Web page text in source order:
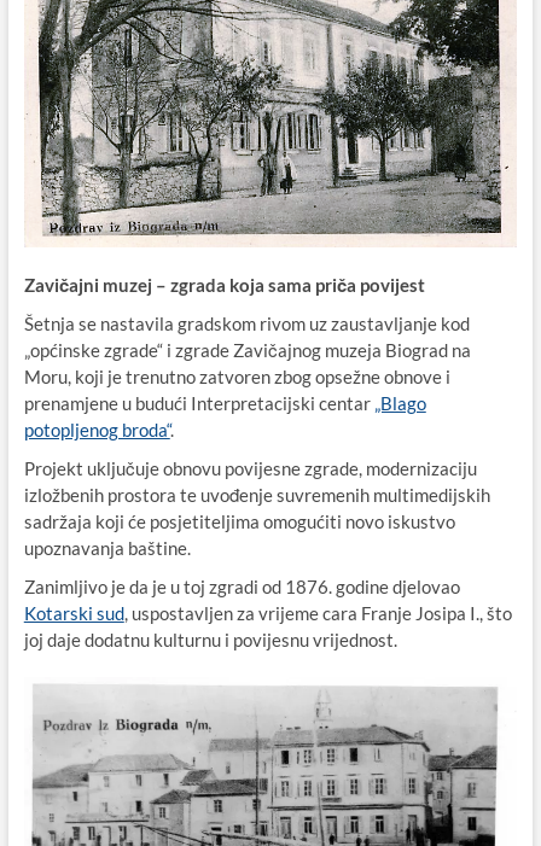
Zavičajni muzej – zgrada koja sama priča povijest
Šetnja se nastavila gradskom rivom uz zaustavljanje kod
„općinske zgrade“ i zgrade Zavičajnog muzeja Biograd na
Moru, koji je trenutno zatvoren zbog opsežne obnove i
prenamjene u budući Interpretacijski centar „Blago
potopljenog broda“.
Projekt uključuje obnovu povijesne zgrade, modernizaciju
izložbenih prostora te uvođenje suvremenih multimedijskih
sadržaja koji će posjetiteljima omogućiti novo iskustvo
upoznavanja baštine.
Zanimljivo je da je u toj zgradi od 1876. godine djelovao
Kotarski sud, uspostavljen za vrijeme cara Franje Josipa I., što
joj daje dodatnu kulturnu i povijesnu vrijednost.